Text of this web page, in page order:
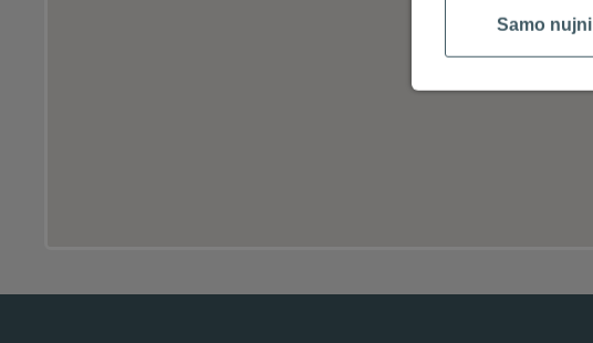
Samo nujni